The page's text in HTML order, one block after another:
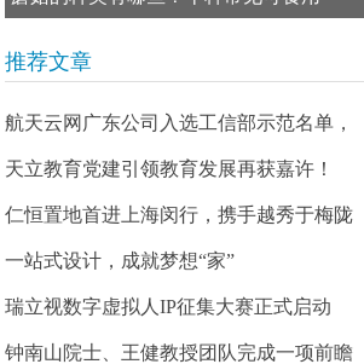
推荐文章
航天云网广东公司入选工信部示范名单，
天立教育党建引领教育发展再获嘉许！
仁恒置地首进上海闵行，携手越秀于梅陇
一站式设计，成就梦想“家”
瑞立视数字虚拟人IP征集大赛正式启动
钟南山院士、王健教授团队完成一项前瞻